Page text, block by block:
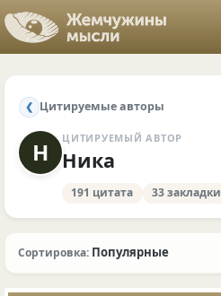
❮ Цитируемые авторы
Н ЦИТИРУЕМЫЙ АВТОР
Ника
191 цитата 33 закладки
Сортировка: Популярные